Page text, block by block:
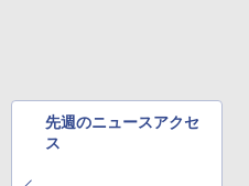
先週のニュースアクセ
ス